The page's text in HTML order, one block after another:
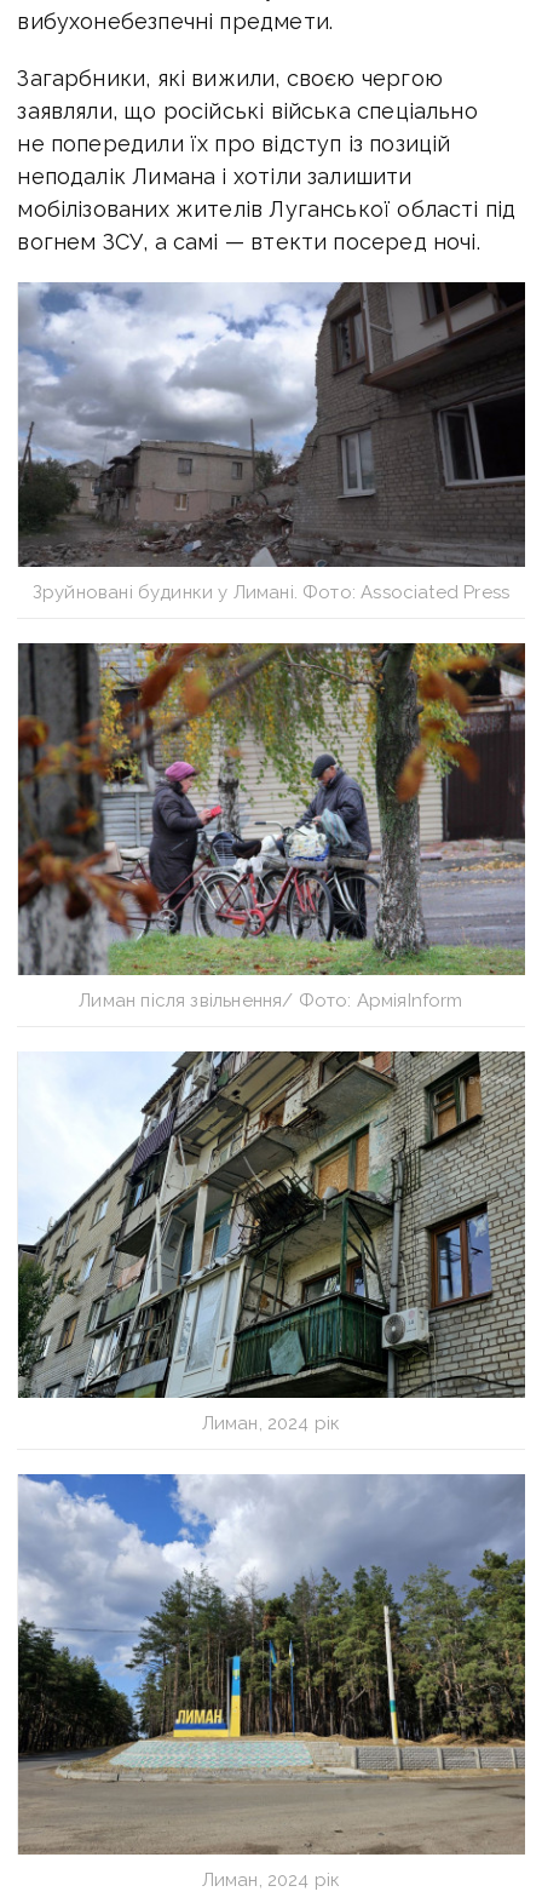
вибухонебезпечні предмети.
Загарбники, які вижили, своєю чергою
заявляли, що російські війська спеціально
не попередили їх про відступ із позицій
неподалік Лимана і хотіли залишити
мобілізованих жителів Луганської області під
вогнем ЗСУ, а самі — втекти посеред ночі.
Зруйновані будинки у Лимані. Фото: Associated Press
Лиман після звільнення/ Фото: АрміяInform
Лиман, 2024 рік
Лиман, 2024 рік